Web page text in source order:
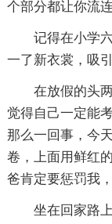
个部分都让你流连
记得在小学六
一了新衣裳，吸引
在放假的头两
觉得自己一定能
那么一回事，今
卷，上面用鲜红
爸肯定要惩罚我
坐在回家路上